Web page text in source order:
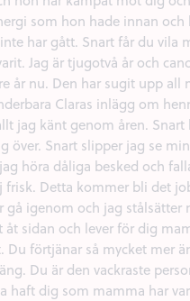
som hon hade innan och
har gått. Snart får du vila
Jag är tjugotvå år och
år nu. Den har sugit upp all
Claras inlägg om
jag känt genom åren. Snart
över. Snart slipper jag se
höra dåliga besked och
frisk. Detta kommer bli det
igenom och jag stålsätter
sidan och lever för dig
Du förtjänar så mycket mer
Du är den vackraste
haft dig som mamma har